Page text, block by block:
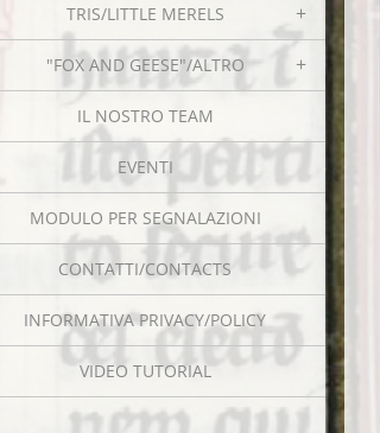
TRIS/LITTLE MERELS
"FOX AND GEESE"/ALTRO
IL NOSTRO TEAM
EVENTI
MODULO PER SEGNALAZIONI
CONTATTI/CONTACTS
INFORMATIVA PRIVACY/POLICY
VIDEO TUTORIAL